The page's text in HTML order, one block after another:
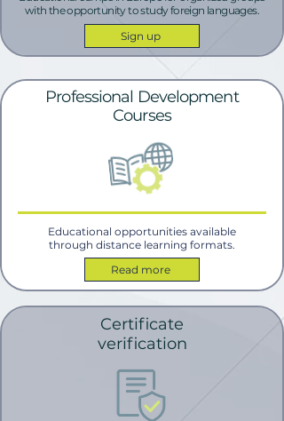
with the opportunity to study foreign languages.
Sign up
Professional Development
Courses
Educational opportunities available
through distance learning formats.
Read more
Certificate
verification